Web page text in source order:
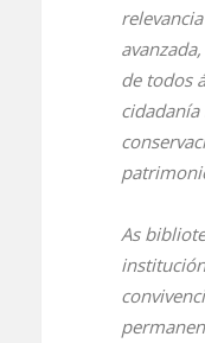
de todos
As